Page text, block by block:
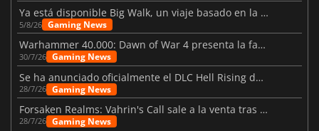
Ya está disponible Big Walk, un viaje basado en la amistad
5/8/26 Gaming News
Warhammer 40.000: Dawn of War 4 presenta la facción de los Necrones
30/7/26 Gaming News
Se ha anunciado oficialmente el DLC Hell Rising de Nioh 3
28/7/26 Gaming News
Forsaken Realms: Vahrin's Call sale a la venta tras una década
28/7/26 Gaming News